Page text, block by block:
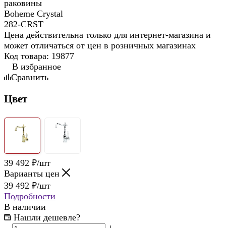
Цена действительна только для интернет-магазина и
может отличаться от цен в розничных магазинах
Код товара: 19877
В избранное
Сравнить
Цвет
39 492 ₽/шт
Варианты цен
39 492 ₽/шт
Подробности
В наличии
Нашли дешевле?